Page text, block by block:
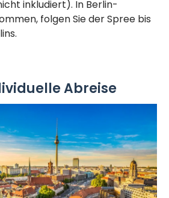
inkludiert). In Berlin-
folgen Sie der Spree bis
Abreise